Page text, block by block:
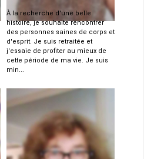
À la recherche d'une belle
histoire, je souhaite rencontrer
des personnes saines de corps et
d'esprit. Je suis retraitée et
j'essaie de profiter au mieux de
cette période de ma vie. Je suis
min...